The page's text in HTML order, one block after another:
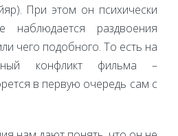
При этом он психически
раздвоения
чего подобного. То есть на
конфликт фильма –
в первую очередь сам с